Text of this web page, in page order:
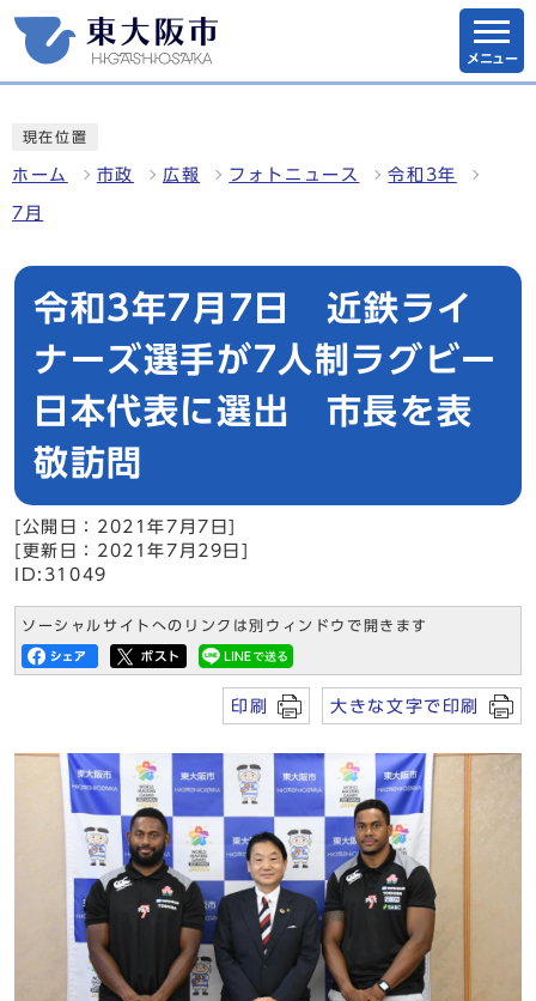
メニュー
現在位置
ホーム 市政 広報 フォトニュース 令和3年
7月
令和3年7月7日 近鉄ライ
ナーズ選手が7人制ラグビー
日本代表に選出 市長を表
敬訪問
[公開日：2021年7月7日]
[更新日：2021年7月29日]
ID:31049
ソーシャルサイトへのリンクは別ウィンドウで開きます
印刷 大きな文字で印刷